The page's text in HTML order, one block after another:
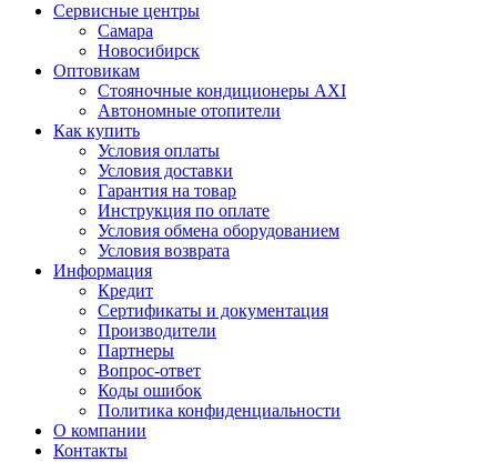
Сервисные центры
Самара
Новосибирск
Оптовикам
Стояночные кондиционеры AXI
Автономные отопители
Как купить
Условия оплаты
Условия доставки
Гарантия на товар
Инструкция по оплате
Условия обмена оборудованием
Условия возврата
Информация
Кредит
Сертификаты и документация
Производители
Партнеры
Вопрос-ответ
Коды ошибок
Политика конфиденциальности
О компании
Контакты